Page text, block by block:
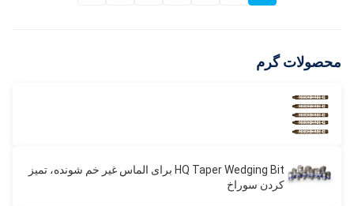
محصولات گرم
HQ Taper Wedging Bit برای الماس غیر خم شونده، تمیز
کردن سوراخ